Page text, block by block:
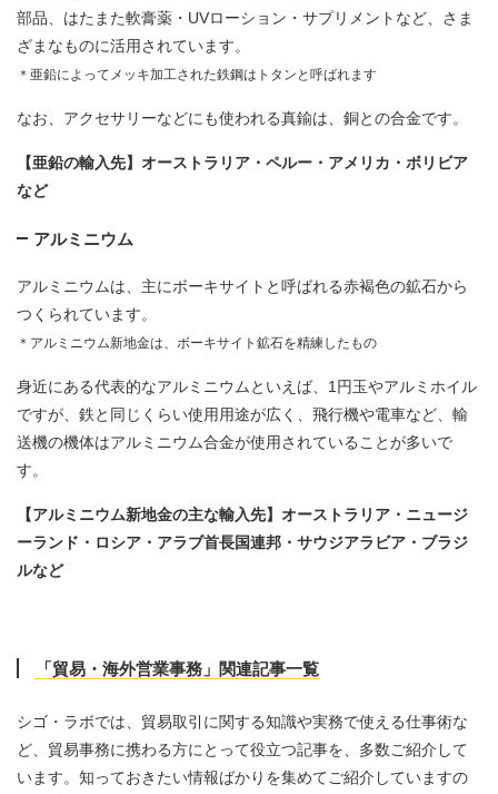
部品、はたまた軟膏薬・UVローション・サプリメントなど、さま
ざまなものに活用されています。
＊亜鉛によってメッキ加工された鉄鋼はトタンと呼ばれます
なお、アクセサリーなどにも使われる真鍮は、銅との合金です。
【亜鉛の輸入先】オーストラリア・ペルー・アメリカ・ボリビア
など
アルミニウム
アルミニウムは、主にボーキサイトと呼ばれる赤褐色の鉱石から
つくられています。
＊アルミニウム新地金は、ボーキサイト鉱石を精練したもの
身近にある代表的なアルミニウムといえば、1円玉やアルミホイル
ですが、鉄と同じくらい使用用途が広く、飛行機や電車など、輸
送機の機体はアルミニウム合金が使用されていることが多いで
す。
【アルミニウム新地金の主な輸入先】オーストラリア・ニュージ
ーランド・ロシア・アラブ首長国連邦・サウジアラビア・ブラジ
ルなど
「貿易・海外営業事務」関連記事一覧
シゴ・ラボでは、貿易取引に関する知識や実務で使える仕事術な
ど、貿易事務に携わる方にとって役立つ記事を、多数ご紹介して
います。知っておきたい情報ばかりを集めてご紹介していますの